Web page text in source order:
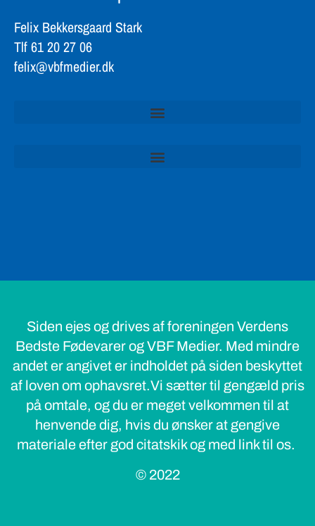
Felix Bekkersgaard Stark
Tlf 61 20 27 06
felix@vbfmedier.dk
Siden ejes og drives af foreningen Verdens
Bedste Fødevarer og VBF Medier. Med mindre
andet er angivet er indholdet på siden beskyttet
af loven om ophavsret.Vi sætter til gengæld pris
på omtale, og du er meget velkommen til at
henvende dig, hvis du ønsker at gengive
materiale efter god citatskik og med link til os.
© 2022